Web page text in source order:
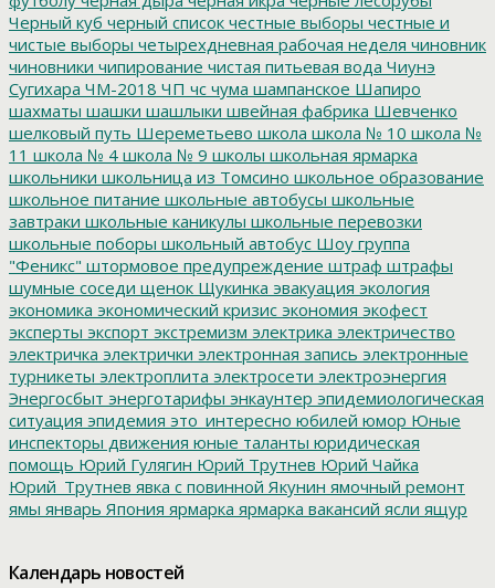
Черный куб черный список честные выборы честные и
чистые выборы четырехдневная рабочая неделя чиновник
чиновники чипирование чистая питьевая вода Чиунэ
Сугихара ЧМ-2018 ЧП чс чума шампанское Шапиро
шахматы шашки шашлыки швейная фабрика Шевченко
шелковый путь Шереметьево школа школа № 10 школа №
11 школа № 4 школа № 9 школы школьная ярмарка
школьники школьница из Томсино школьное образование
школьное питание школьные автобусы школьные
завтраки школьные каникулы школьные перевозки
школьные поборы школьный автобус Шоу группа
"Феникс" штормовое предупреждение штраф штрафы
шумные соседи щенок Щукинка эвакуация экология
экономика экономический кризис экономия экофест
эксперты экспорт экстремизм электрика электричество
электричка электрички электронная запись электронные
турникеты электроплита электросети электроэнергия
Энергосбыт энерготарифы энкаунтер эпидемиологическая
ситуация эпидемия это_интересно юбилей юмор Юные
инспекторы движения юные таланты юридическая
помощь Юрий Гулягин Юрий Трутнев Юрий Чайка
Юрий_Трутнев явка с повинной Якунин ямочный ремонт
ямы январь Япония ярмарка ярмарка вакансий ясли ящур
Календарь новостей